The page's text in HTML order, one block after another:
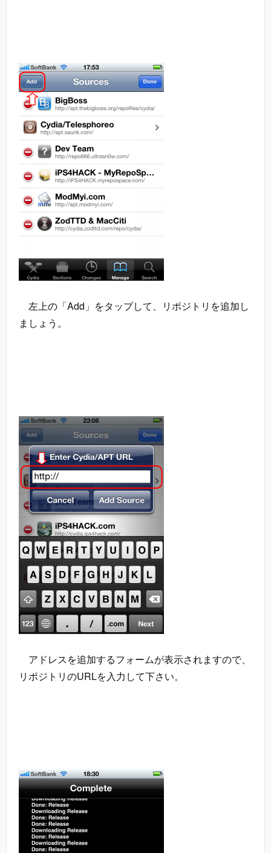
左上の「Add」をタップして、リポジトリを追加し
ましょう。
アドレスを追加するフォームが表示されますので、
リポジトリのURLを入力して下さい。